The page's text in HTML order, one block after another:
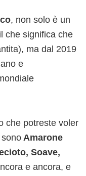
, non solo è un
che significa che
ma dal 2019
e
che potreste voler
Amarone
Soave,
e ancora, e